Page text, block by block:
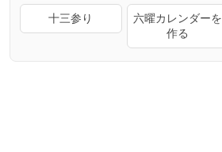
十三参り
六曜カレンダーを
作る